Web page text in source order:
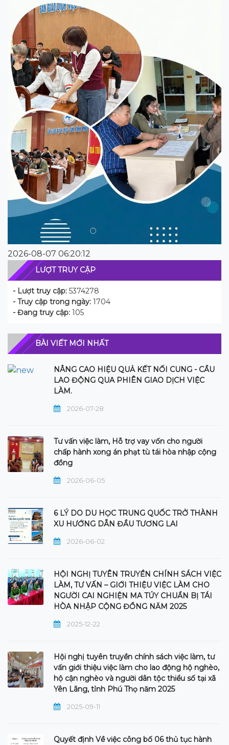
2026-08-07 06:20:12
LƯỢT TRUY CẬP
- Lượt truy cập: 5374278
- Truy cập trong ngày: 1704
- Đang truy cập: 105
BÀI VIẾT MỚI NHẤT
NÂNG CAO HIỆU QUẢ KẾT NỐI CUNG - CẦU
LAO ĐỘNG QUA PHIÊN GIAO DỊCH VIỆC
LÀM.
2026-07-28
Tư vấn việc làm, Hỗ trợ vay vốn cho người
chấp hành xong án phạt tù tái hòa nhập cộng
đồng
2026-06-05
6 LÝ DO DU HỌC TRUNG QUỐC TRỞ THÀNH
XU HƯỚNG DẪN ĐẦU TƯƠNG LAI
2026-06-02
HỘI NGHỊ TUYÊN TRUYỀN CHÍNH SÁCH VIỆC
LÀM, TƯ VẤN – GIỚI THIỆU VIỆC LÀM CHO
NGƯỜI CAI NGHIỆN MA TÚY CHUẨN BỊ TÁI
HÒA NHẬP CỘNG ĐỒNG NĂM 2025
2025-12-22
Hội nghị tuyên truyền chính sách việc làm, tư
vấn giới thiệu việc làm cho lao động hộ nghèo,
hộ cận nghèo và người dân tộc thiểu số tại xã
Yên Lãng, tỉnh Phú Thọ năm 2025
2025-09-11
Quyết định Về việc công bố 06 thủ tục hành